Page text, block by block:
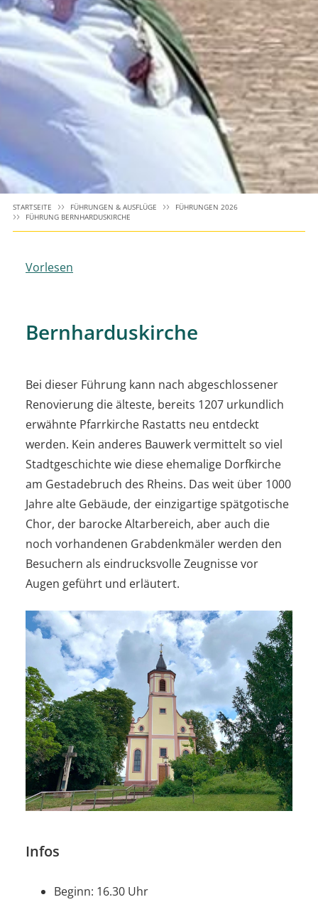
STARTSEITE FÜHRUNGEN & AUSFLÜGE
FÜHRUNGEN 2026
FÜHRUNG BERNHARDUSKIRCHE
Vorlesen
Bernharduskirche
Bei dieser Führung kann nach abgeschlossener
Renovierung die älteste, bereits 1207 urkundlich
erwähnte Pfarrkirche Rastatts neu entdeckt
werden. Kein anderes Bauwerk vermittelt so viel
Stadtgeschichte wie diese ehemalige Dorfkirche
am Gestadebruch des Rheins. Das weit über 1000
Jahre alte Gebäude, der einzigartige spätgotische
Chor, der barocke Altarbereich, aber auch die
noch vorhandenen Grabdenkmäler werden den
Besuchern als eindrucksvolle Zeugnisse vor
Augen geführt und erläutert.
Infos
Beginn: 16.30 Uhr